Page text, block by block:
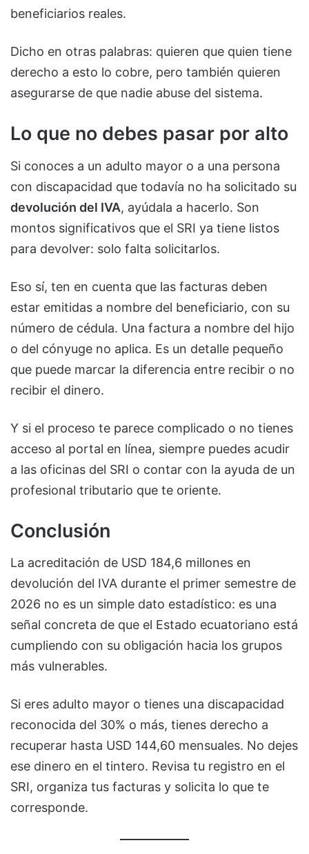
beneficiarios reales.
Dicho en otras palabras: quieren que quien tiene
derecho a esto lo cobre, pero también quieren
asegurarse de que nadie abuse del sistema.
Lo que no debes pasar por alto
Si conoces a un adulto mayor o a una persona
con discapacidad que todavía no ha solicitado su
devolución del IVA, ayúdala a hacerlo. Son
montos significativos que el SRI ya tiene listos
para devolver: solo falta solicitarlos.
Eso sí, ten en cuenta que las facturas deben
estar emitidas a nombre del beneficiario, con su
número de cédula. Una factura a nombre del hijo
o del cónyuge no aplica. Es un detalle pequeño
que puede marcar la diferencia entre recibir o no
recibir el dinero.
Y si el proceso te parece complicado o no tienes
acceso al portal en línea, siempre puedes acudir
a las oficinas del SRI o contar con la ayuda de un
profesional tributario que te oriente.
Conclusión
La acreditación de USD 184,6 millones en
devolución del IVA durante el primer semestre de
2026 no es un simple dato estadístico: es una
señal concreta de que el Estado ecuatoriano está
cumpliendo con su obligación hacia los grupos
más vulnerables.
Si eres adulto mayor o tienes una discapacidad
reconocida del 30% o más, tienes derecho a
recuperar hasta USD 144,60 mensuales. No dejes
ese dinero en el tintero. Revisa tu registro en el
SRI, organiza tus facturas y solicita lo que te
corresponde.